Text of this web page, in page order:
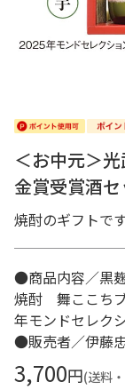
＜お中元＞
金賞受賞酒セ
焼酎のギフトです
●商品内容／黒
焼酎 舞ここち
年モンドセレク
●販売者／伊藤
3,700円(送料